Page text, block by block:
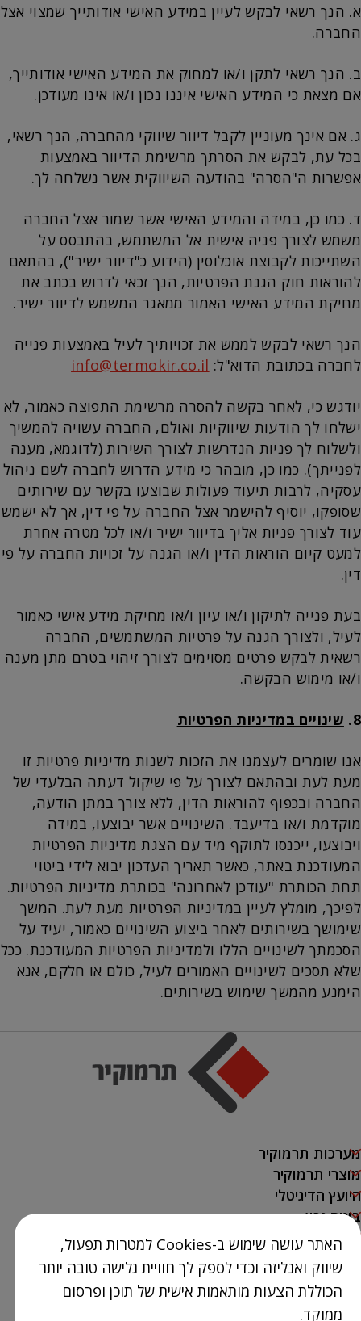
א. הנך רשאי לבקש לעיין במידע האישי אודותייך שמצוי אצל
החברה.
ב. הנך רשאי לתקן ו/או למחוק את המידע האישי אודותייך,
אם מצאת כי המידע האישי איננו נכון ו/או אינו מעודכן.
ג. אם אינך מעוניין לקבל דיוור שיווקי מהחברה, הנך רשאי,
בכל עת, לבקש את הסרתך מרשימת הדיוור באמצעות
אפשרות ה"הסרה" בהודעה השיווקית אשר נשלחה לך.
ד. כמו כן, במידה והמידע האישי אשר שמור אצל החברה
משמש לצורך פניה אישית אל המשתמש, בהתבסס על
השתייכות לקבוצת אוכלוסין (הידוע כ"דיוור ישיר"), בהתאם
להוראות חוק הגנת הפרטיות, הנך זכאי לדרוש בכתב את
מחיקת המידע האישי האמור ממאגר המשמש לדיוור ישיר.
הנך רשאי לבקש לממש את זכויותיך לעיל באמצעות פנייה
לחברה בכתובת הדוא"ל: info@termokir.co.il
יודגש כי, לאחר בקשה להסרה מרשימת התפוצה כאמור, לא
ישלחו לך הודעות שיווקיות ואולם, החברה עשויה להמשיך
ולשלוח לך פניות הנדרשות לצורך השירות (לדוגמא, מענה
לפנייתך). כמו כן, מובהר כי מידע הדרוש לחברה לשם ניהול
עסקיה, לרבות תיעוד פעולות שבוצעו בקשר עם שירותים
שסופקו, יוסיף להישמר אצל החברה על פי דין, אך לא ישמש
עוד לצורך פניות אליך בדיוור ישיר ו/או לכל מטרה אחרת
למעט קיום הוראות הדין ו/או הגנה על זכויות החברה על פי
דין.
בעת פנייה לתיקון ו/או עיון ו/או מחיקת מידע אישי כאמור
לעיל, ולצורך הגנה על פרטיות המשתמשים, החברה
רשאית לבקש פרטים מסוימים לצורך זיהוי בטרם מתן מענה
ו/או מימוש הבקשה.
8. שינויים במדיניות הפרטיות
אנו שומרים לעצמנו את הזכות לשנות מדיניות פרטיות זו
מעת לעת ובהתאם לצורך על פי שיקול דעתה הבלעדי של
החברה ובכפוף להוראות הדין, ללא צורך במתן הודעה,
מוקדמת ו/או בדיעבד. השינויים אשר יבוצעו, במידה
ויבוצעו, ייכנסו לתוקף מיד עם הצגת מדיניות הפרטיות
המעודכנת באתר, כאשר תאריך העדכון יבוא לידי ביטוי
תחת הכותרת "עודכן לאחרונה" בכותרת מדיניות הפרטיות.
לפיכך, מומלץ לעיין במדיניות הפרטיות מעת לעת. המשך
שימושך בשירותים לאחר ביצוע השינויים כאמור, יעיד על
הסכמתך לשינויים הללו ולמדיניות הפרטיות המעודכנת. ככל
שלא תסכים לשינויים האמורים לעיל, כולם או חלקם, אנא
הימנע מהמשך שימוש בשירותים.
מערכות תרמוקיר
מוצרי תרמוקיר
היועץ הדיגיטלי
בונים נכון
בנייה ירוקה
אודות
נק' מכירה
האתר עושה שימוש ב-Cookies למטרות תפעול,
שיווק ואנליזה וכדי לספק לך חוויית גלישה טובה יותר
הכוללת הצעות מותאמות אישית של תוכן ופרסום
ממוקד.